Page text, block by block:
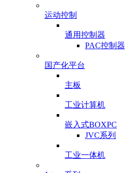
运动控制
通用控制器
PAC控制器
国产化平台
主板
工业计算机
嵌入式BOXPC
JVC系列
工业一体机